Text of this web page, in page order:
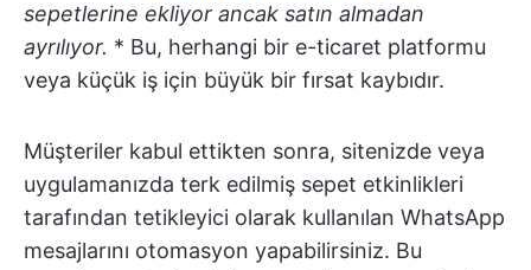
sepetlerine ekliyor ancak satın almadan
ayrılıyor. * Bu, herhangi bir e-ticaret platformu
veya küçük iş için büyük bir fırsat kaybıdır.
Müşteriler kabul ettikten sonra, sitenizde veya
uygulamanızda terk edilmiş sepet etkinlikleri
tarafından tetikleyici olarak kullanılan WhatsApp
mesajlarını otomasyon yapabilirsiniz. Bu